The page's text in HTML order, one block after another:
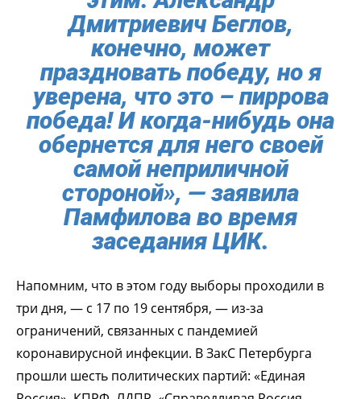
Дмитриевич Беглов,
конечно, может
праздновать победу, но я
уверена, что это – пиррова
победа! И когда-нибудь она
обернется для него своей
самой неприличной
стороной», — заявила
Памфилова во время
заседания ЦИК.
Напомним, что в этом году выборы проходили в
три дня, — с 17 по 19 сентября, — из-за
ограничений, связанных с пандемией
коронавирусной инфекции. В ЗакС Петербурга
прошли шесть политических партий: «Единая